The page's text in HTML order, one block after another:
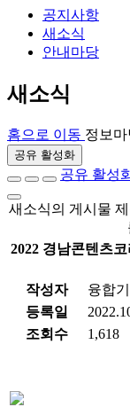
공지사항
새소식
안내마당
새소식
홈으로 이동 정보
공유 활성화
공유 활성
새소식의 게시물
2022 경남콘텐츠
작성자
융합
등록일
조회수
1,618